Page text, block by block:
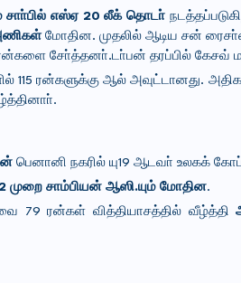
சாா்பில் எஸ்ஏ 20 லீக் தொடா்
மோதின. முதலில் ஆடிய சன்
சோ்த்தனா்.டா்பன் தரப்பில் கேசவ்
ரன்களுக்கு ஆல் அவுட்டானது.
பெனானி நகரில் யு19 ஆடவா் உலகக்
முறை சாம்பியன் ஆஸி.யும் மோதின.
79 ரன்கள் வித்தியாசத்தில் வீழ்த்தி